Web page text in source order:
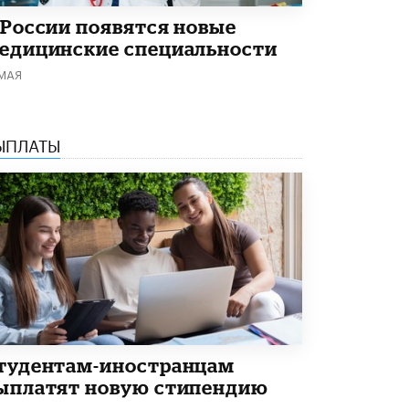
Академик РАН предупредил, что
ChatGPT отучит школьников думать
1 ИЮНЯ / ШКОЛЬНИКИ
появятся новые
специальности
иностранцам
новую стипендию